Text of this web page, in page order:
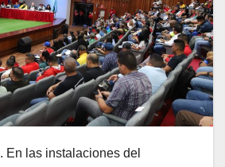
. En las instalaciones del